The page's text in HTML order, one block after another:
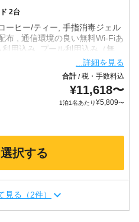
2台
ーヒー/ティー, 手指消毒ジェル
布 , 通信環境の良い無料Wi-Fiあ
用込み, プール利用込み（無
...詳細を見る
合計/税・手数料込
¥11,618〜
1泊1名あたり¥5,809〜
択する
見る（2件）